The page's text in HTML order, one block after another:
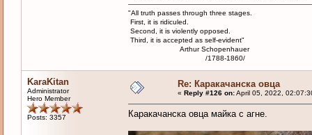
"All truth passes through three stages.
First, it is ridiculed.
Second, it is violently opposed.
Third, it is accepted as self-evident"
Arthur Schopenhauer
/1788-1860/
KaraKitan
Administrator
Hero Member
Posts: 3357
Re: Каракачанска овца
« Reply #126 on:April 05, 2022,
Каракачанска овца майка с агне.